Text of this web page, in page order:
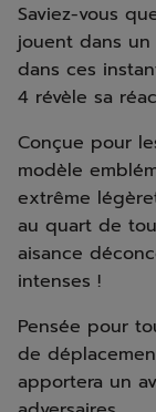
Saviez-vous
jouent dans un
dans ces
4 révèle sa
Conçue pour
modèle
extrême
au quart de
aisance
intenses !
Pensée pour
de
apportera un